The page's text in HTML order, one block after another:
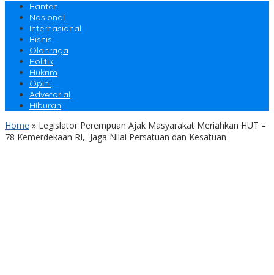
Banten
Nasional
Internasional
Bisnis
Olahraga
Politik
Hukrim
Opini
Advetorial
Hiburan
Home » Legislator Perempuan Ajak Masyarakat Meriahkan HUT –
78 Kemerdekaan RI, Jaga Nilai Persatuan dan Kesatuan